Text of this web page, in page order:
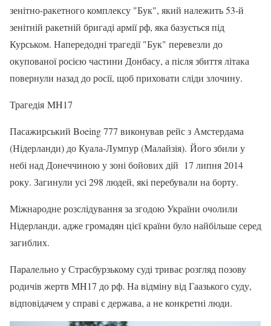
зенітно-ракетного комплексу "Бук", який належить 53-й
зенітній ракетній бригаді армії рф, яка базується під
Курськом. Напередодні трагедії "Бук" перевезли до
окупованої росією частини Донбасу, а після збиття літака
повернули назад до росії, щоб приховати сліди злочину.
Трагедія MH17
Пасажирський Boeing 777 виконував рейс з Амстердама
(Нідерланди) до Куала-Лумпур (Малайзія). Його збили у
небі над Донеччиною у зоні бойових дій 17 липня 2014
року. Загинули усі 298 людей, які перебували на борту.
Міжнародне розслідування за згодою України очолили
Нідерланди, адже громадян цієї країни було найбільше серед
загиблих.
Паралельно у Страсбурзькому суді триває розгляд позову
родичів жертв MH17 до рф. На відміну від Гаазького суду,
відповідачем у справі є держава, а не конкретні люди.